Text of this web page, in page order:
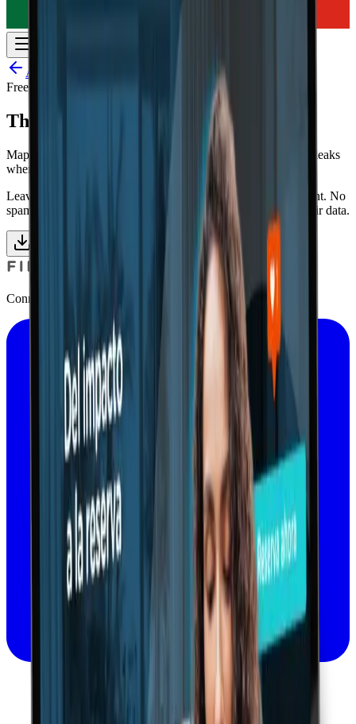
All resources
Free download
The Guest Journey Map
Map the stages of the guest journey and find out where value leaks
when data does not flow between channels.
Leave us your work details and get instant access to the content. No
spam: just useful material for hoteliers who want to master their data.
Connect with, understand and build loyalty with your guests.